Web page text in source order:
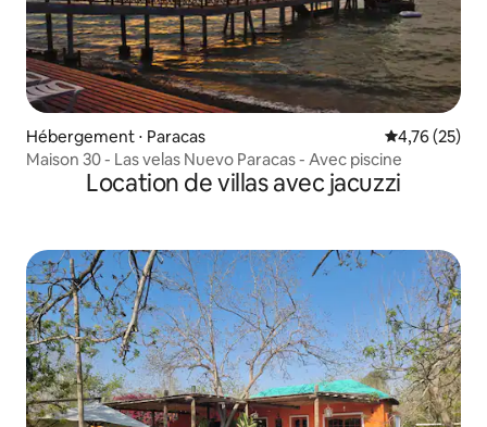
Hébergement ⋅ Paracas Évaluation
4,76 (25)
Maison 30 - Las velas Nuevo Paracas - Avec piscine
Location de villas avec jacuzzi